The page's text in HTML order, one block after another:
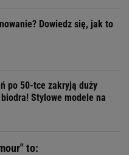
Dowiedz się, jak to
po 50-tce zakryją duży
Stylowe modele na
to: